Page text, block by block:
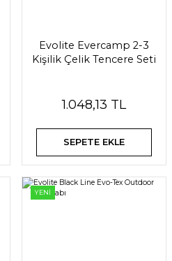
Evolite Evercamp 2-3
Kişilik Çelik Tencere Seti
1.048,13 TL
SEPETE EKLE
YENİ